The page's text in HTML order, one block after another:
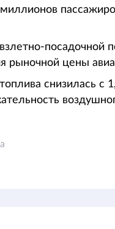
посадочной
рыночной цены
снизилась с